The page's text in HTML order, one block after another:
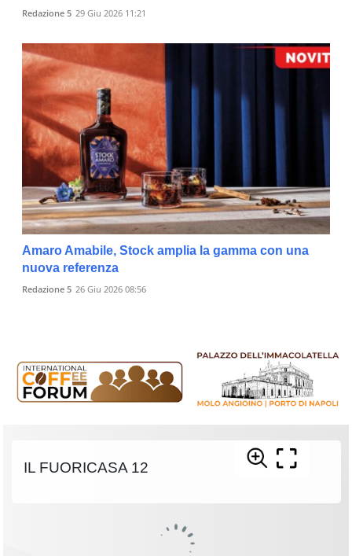
Redazione 5 29 Giu 2026 11:21
Amaro Amabile, Stock amplia la gamma con una
nuova referenza
Redazione 5 26 Giu 2026 08:56